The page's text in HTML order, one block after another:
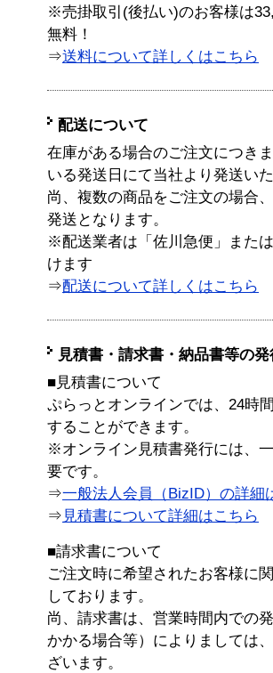
※売掛取引(後払い)のお客様は
無料！
⇒送料について詳しくはこちら
配送について
在庫がある場合のご注文につき
いる発送日にて当社より発送い
尚、複数の商品をご注文の場合
発送となります。
※配送業者は「佐川急便」また
けます
⇒配送について詳しくはこちら
見積書・請求書・納品書等の
■見積書について
ぷらっとオンラインでは、24時
することができます。
※オンライン見積書発行には、
要です。
⇒一般法人会員（BizID）の詳細
⇒ 見積書について詳細はこちら
■請求書について
ご注文時に希望されたお客様に
しております。
尚、請求書は、営業時間内での
かかる場合等）によりましては
ざいます。